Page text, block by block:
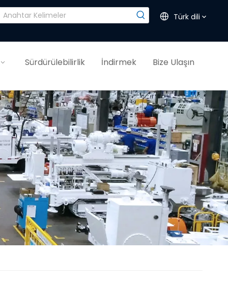
Türk dili
Sürdürülebilirlik İndirmek Bize Ulaşın